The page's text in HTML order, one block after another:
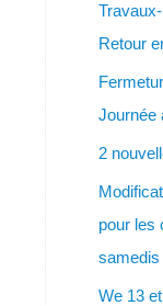
Retour
Journée
2
pour les
samedis
We 13